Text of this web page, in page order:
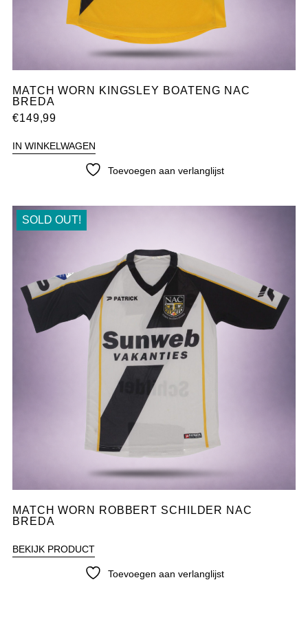
MATCH WORN KINGSLEY BOATENG NAC
BREDA
€149,99
IN WINKELWAGEN
Toevoegen aan verlanglijst
SOLD OUT!
MATCH WORN ROBBERT SCHILDER NAC
BREDA
BEKIJK PRODUCT
Toevoegen aan verlanglijst